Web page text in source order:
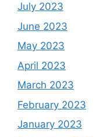
July 2023
June 2023
May 2023
April 2023
March 2023
February 2023
January 2023